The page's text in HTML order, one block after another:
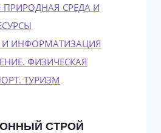
СРЕДА И
ИНФОРМАТИЗАЦИЯ
ФИЗИЧЕСКАЯ
ТУРИЗМ
СТРОЙ